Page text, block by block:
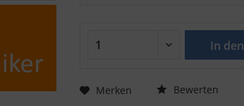
In den
Merken Bewerten